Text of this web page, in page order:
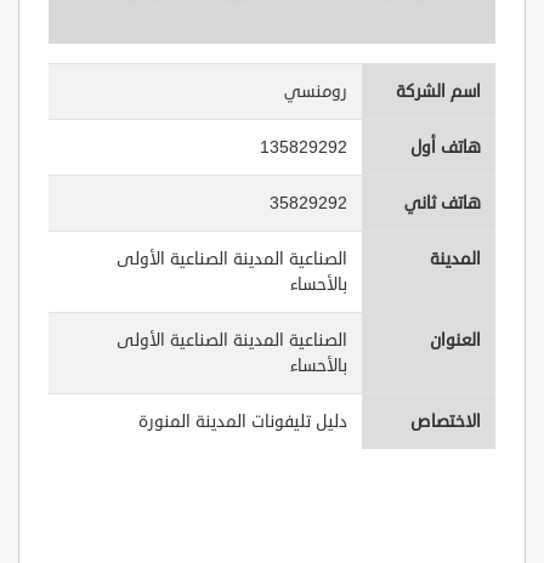
اسم الشركة رومنسي
هاتف أول 135829292
هاتف ثاني 35829292
المدينة
الصناعية المدينة الصناعية الأولى
بالأحساء
العنوان
الصناعية المدينة الصناعية الأولى
بالأحساء
الاختصاص دليل تليفونات المدينة المنورة